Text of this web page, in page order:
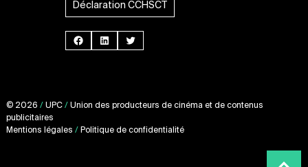
Déclaration CCHSCT
Facebook
LinkedInTwitter
© 2026 / UPC / Union des producteurs de cinéma et de contenus
publicitaires
Mentions légales / Politique de confidentialité